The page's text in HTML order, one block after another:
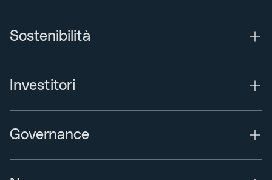
Sostenibilità
Investitori
Governance